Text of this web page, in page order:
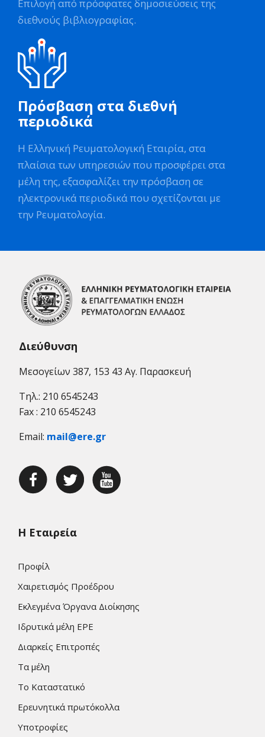
Επιλογή από πρόσφατες δημοσιεύσεις της
διεθνούς βιβλιογραφίας.
Πρόσβαση στα διεθνή
περιοδικά
Η Ελληνική Ρευματολογική Εταιρία, στα
πλαίσια των υπηρεσιών που προσφέρει στα
μέλη της, εξασφαλίζει την πρόσβαση σε
ηλεκτρονικά περιοδικά που σχετίζονται με
την Ρευματολογία.
Διεύθυνση
Μεσογείων 387, 153 43 Αγ. Παρασκευή
Τηλ.: 210 6545243
Fax : 210 6545243
Email: mail@ere.gr
Η Εταιρεία
Προφίλ
Χαιρετισμός Προέδρου
Εκλεγμένα Όργανα Διοίκησης
Ιδρυτικά μέλη ΕΡΕ
Διαρκείς Επιτροπές
Τα μέλη
Το Καταστατικό
Ερευνητικά πρωτόκολλα
Υποτροφίες